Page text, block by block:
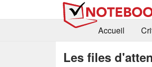
Accueil
Les files